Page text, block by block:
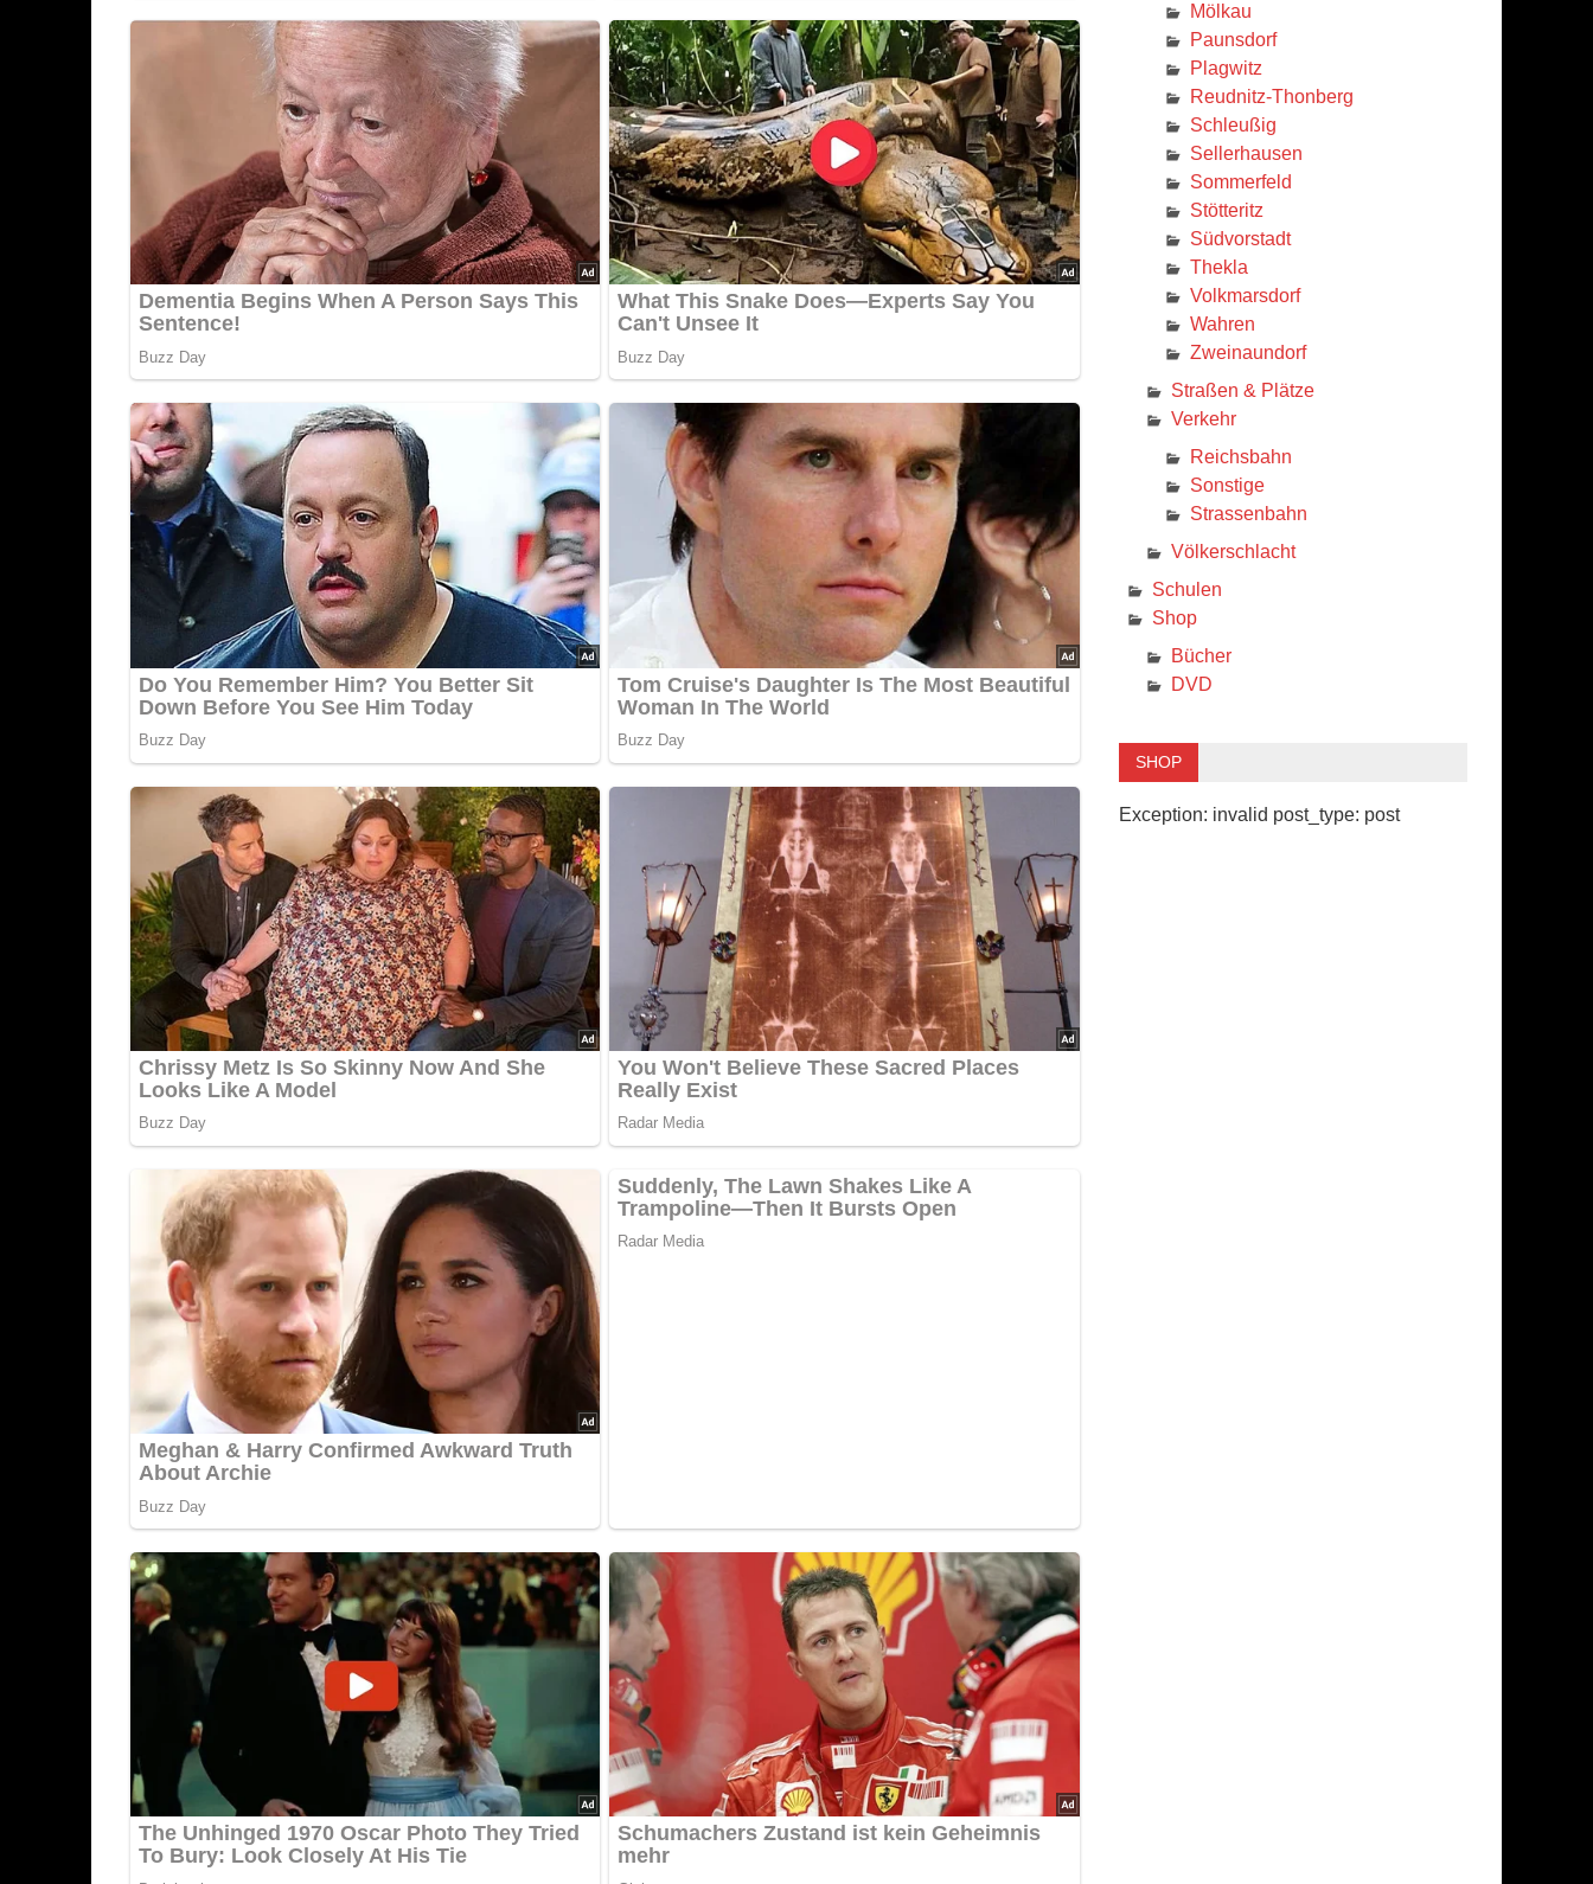
Mölkau
Paunsdorf
Plagwitz
Reudnitz-Thonberg
Schleußig
Sellerhausen
Sommerfeld
Stötteritz
Südvorstadt
Thekla
Volkmarsdorf
Wahren
Zweinaundorf
Straßen & Plätze
Verkehr
Reichsbahn
Sonstige
Strassenbahn
Völkerschlacht
Schulen
Shop
Bücher
DVD
SHOP
Exception: invalid post_type: post